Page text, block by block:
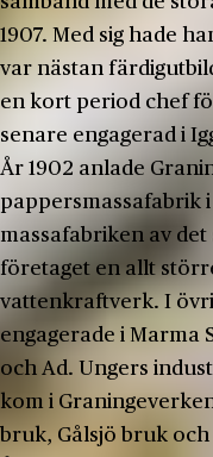
1907. Med sig hade
var nästan
en kort period chef
senare engagerad i
År 1902 anlade
pappersmassafabrik
massafabriken av
företaget en allt
vattenkraftverk. I
engagerade i Marma
och Ad. Ungers
kom i
bruk, Gålsjö bruk